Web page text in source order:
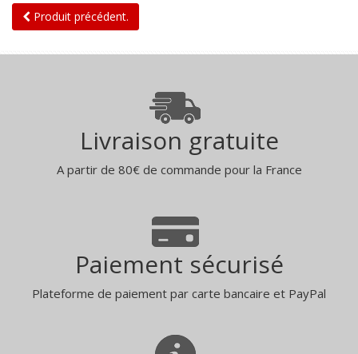
Produit précédent.
Livraison gratuite
A partir de 80€ de commande pour la France
Paiement sécurisé
Plateforme de paiement par carte bancaire et PayPal